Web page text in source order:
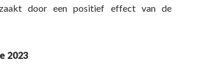
door een positief effect van de
2023